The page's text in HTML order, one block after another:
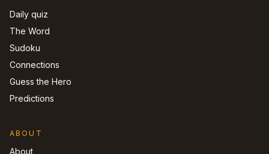
Daily quiz
The Word
Sudoku
Connections
Guess the Hero
Predictions
ABOUT
About